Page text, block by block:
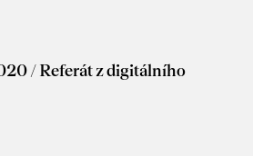
/ Referát z digitálního